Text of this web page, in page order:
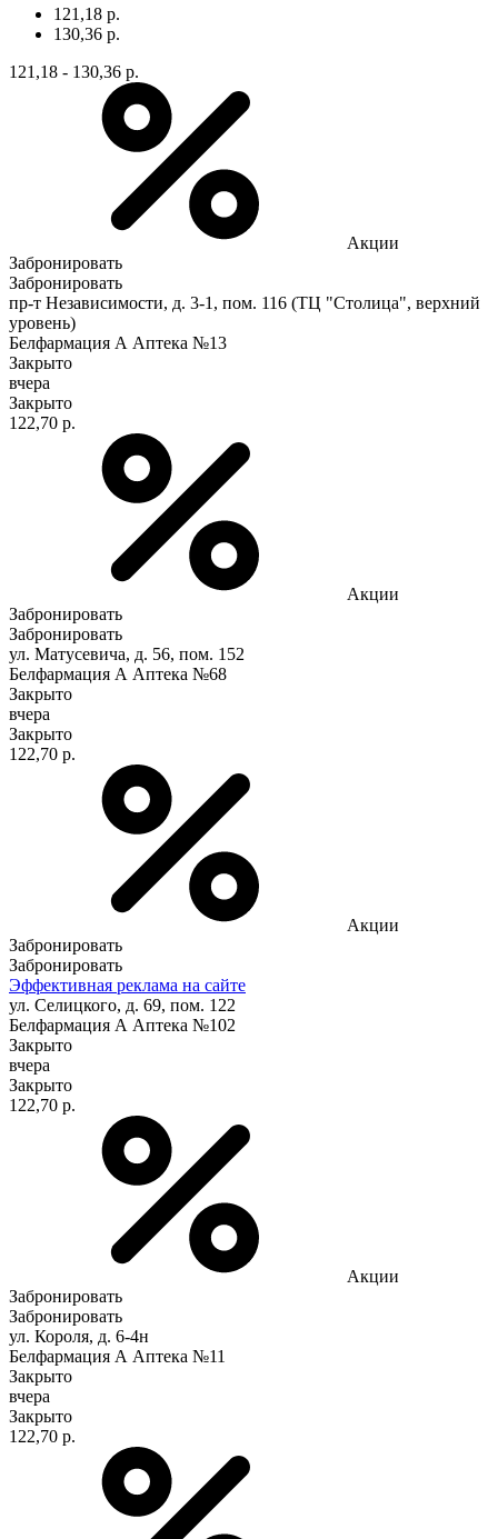
121,18 р.
130,36 р.
121,18 - 130,36 р.
Акции
Забронировать
Забронировать
пр-т Независимости, д. 3-1, пом. 116 (ТЦ "Столица", верхний
уровень)
Белфармация А Аптека №13
Закрыто
вчера
Закрыто
122,70 р.
Акции
Забронировать
Забронировать
ул. Матусевича, д. 56, пом. 152
Белфармация А Аптека №68
Закрыто
вчера
Закрыто
122,70 р.
Акции
Забронировать
Забронировать
Эффективная реклама на сайте
ул. Селицкого, д. 69, пом. 122
Белфармация А Аптека №102
Закрыто
вчера
Закрыто
122,70 р.
Акции
Забронировать
Забронировать
ул. Короля, д. 6-4н
Белфармация А Аптека №11
Закрыто
вчера
Закрыто
122,70 р.